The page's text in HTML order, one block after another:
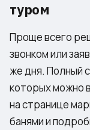
туром
Проще всего
звонком или
же дня. Полный
которых можно
на странице
банями и